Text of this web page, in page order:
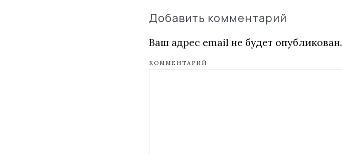
Добавить комментарий
Ваш адрес email не будет опубликован.
КОММЕНТАРИЙ